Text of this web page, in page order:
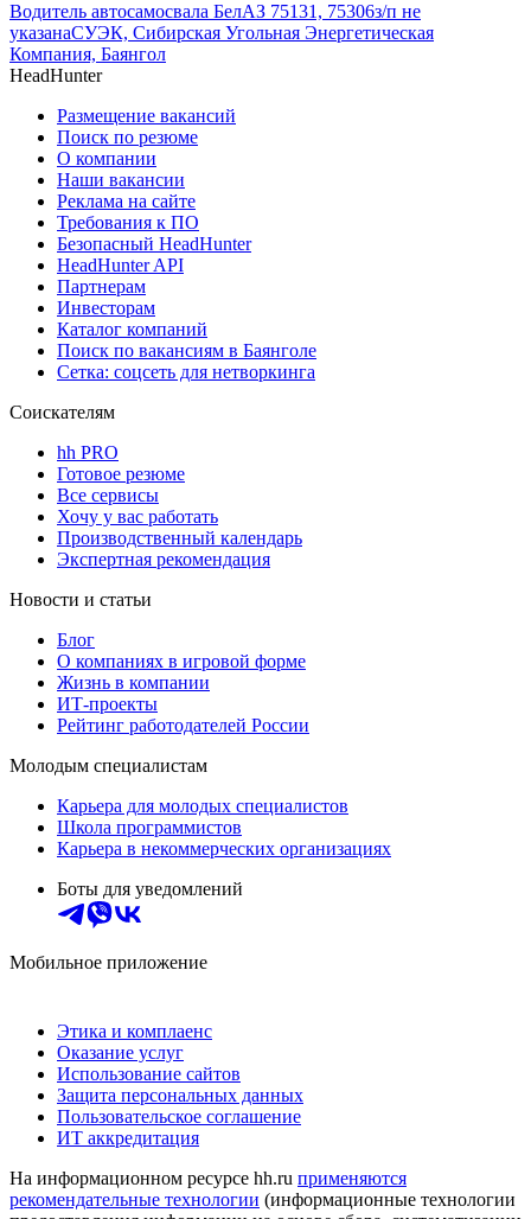
Водитель автосамосвала БелАЗ 75131, 75306з/п не
указанаСУЭК, Сибирская Угольная Энергетическая
Компания, Баянгол
HeadHunter
Размещение вакансий
Поиск по резюме
О компании
Наши вакансии
Реклама на сайте
Требования к ПО
Безопасный HeadHunter
HeadHunter API
Партнерам
Инвесторам
Каталог компаний
Поиск по вакансиям в Баянголе
Сетка: соцсеть для нетворкинга
Соискателям
hh PRO
Готовое резюме
Все сервисы
Хочу у вас работать
Производственный календарь
Экспертная рекомендация
Новости и статьи
Блог
О компаниях в игровой форме
Жизнь в компании
ИТ-проекты
Рейтинг работодателей России
Молодым специалистам
Карьера для молодых специалистов
Школа программистов
Карьера в некоммерческих организациях
Боты для уведомлений
Мобильное приложение
Этика и комплаенс
Оказание услуг
Использование сайтов
Защита персональных данных
Пользовательское соглашение
ИТ аккредитация
На информационном ресурсе hh.ru применяются
рекомендательные технологии (информационные технологии